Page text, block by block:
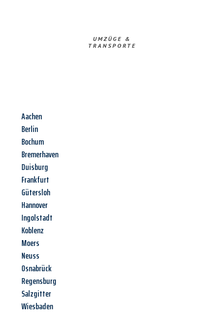
UMZÜGE &
TRANSPORTE
Aachen
Berlin
Bochum
Bremerhaven
Duisburg
Frankfurt
Gütersloh
Hannover
Ingolstadt
Koblenz
Moers
Neuss
Osnabrück
Regensburg
Salzgitter
Wiesbaden